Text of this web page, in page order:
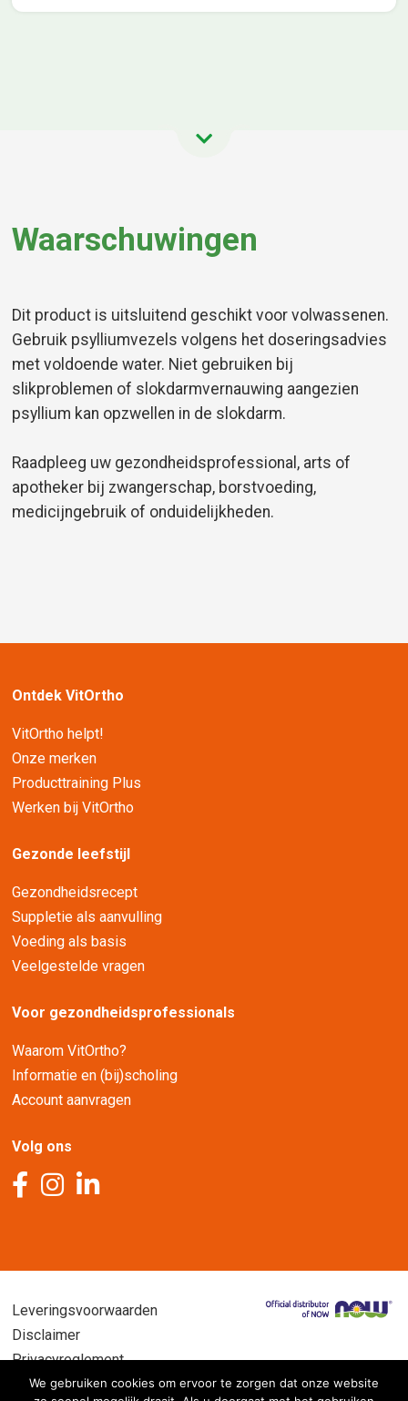
Waarschuwingen
Dit product is uitsluitend geschikt voor volwassenen.
Gebruik psylliumvezels volgens het doseringsadvies
met voldoende water. Niet gebruiken bij
slikproblemen of slokdarmvernauwing aangezien
psyllium kan opzwellen in de slokdarm.
Raadpleeg uw gezondheidsprofessional, arts of
apotheker bij zwangerschap, borstvoeding,
medicijngebruik of onduidelijkheden.
Ontdek VitOrtho
VitOrtho helpt!
Onze merken
Producttraining Plus
Werken bij VitOrtho
Gezonde leefstijl
Gezondheidsrecept
Suppletie als aanvulling
Voeding als basis
Veelgestelde vragen
Voor gezondheidsprofessionals
Waarom VitOrtho?
Informatie en (bij)scholing
Account aanvragen
Volg ons
Leveringsvoorwaarden
Disclaimer
Privacyreglement
We gebruiken cookies om ervoor te zorgen dat onze website